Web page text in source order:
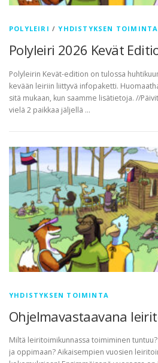
POLYLEIRI /YHDISTYKSEN TOIMINTA
Polyleiri 2026 Kevät
Polyleirin Kevät-edition on tulossa
kevään leiriin liittyvä infopaketti.
sitä mukaan, kun saamme lisätietoja. //
vielä 2 paikkaa jäljellä …
YHDISTYKSEN TOIMINTA
Ohjelmavastaavana
Miltä leiritoimikunnassa toimiminen
ja oppimaan? Aikaisempien vuosien